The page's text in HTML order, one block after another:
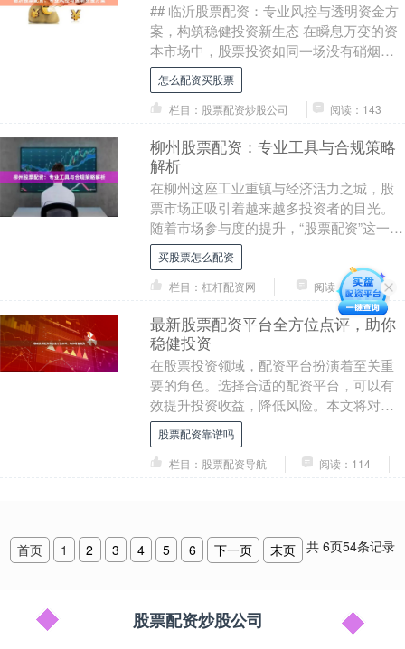
## 临沂股票配资：专业风控与透明资金方
案，构筑稳健投资新生态 在瞬息万变的资
本市场中，股票投资如同一场没有硝烟的
战争，既蕴含着财富增长的巨大机遇，也
潜藏着不容....
怎么配资买股票
栏目：股票配资炒股公司
阅读：143
柳州股票配资：专业工具与合规策略
解析
在柳州这座工业重镇与经济活力之城，股
票市场正吸引着越来越多投资者的目光。
随着市场参与度的提升，“股票配资”这一杠
杆工具也逐渐进入柳州投资者的视野。它
如同一把双刃....
买股票怎么配资
栏目：杠杆配资网
阅读：183
最新股票配资平台全方位点评，助你
稳健投资
在股票投资领域，配资平台扮演着至关重
要的角色。选择合适的配资平台，可以有
效提升投资收益，降低风险。本文将对最
新股票配资平台进行全方位点评股票配资
靠谱吗，帮助投资....
股票配资靠谱吗
栏目：股票配资导航
阅读：114
首页 1 2 3 4 5 6 下一页 末页 共6页54条记录
股票配资炒股公司